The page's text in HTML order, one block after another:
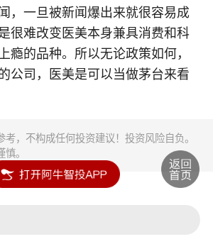
，一旦被新闻爆出来就很容易成
很难改变医美本身兼具消费和科
瘾的品种。所以无论政策如何，
公司，医美是可以当做茅台来看
，不构成任何投资建议！投资风险自负。
。